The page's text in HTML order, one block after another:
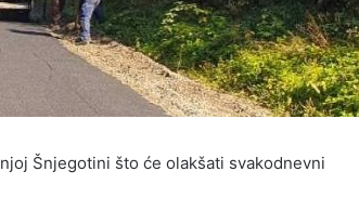
Šnjegotini što će olakšati svakodnevni